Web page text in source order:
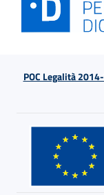
POC Legalità